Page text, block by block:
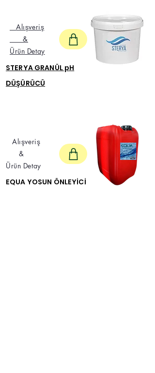
STERYA GRANÜL pH
DÜŞÜRÜCÜ
Alışveriş
&
Ürün Detay
EQUA YOSUN ÖNLEYİCİ
Alışveriş
&
Ürün Detay